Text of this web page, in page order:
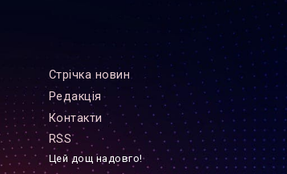
Стрiчка новин
Редакцiя
Контакти
RSS
Цей дощ надовго!